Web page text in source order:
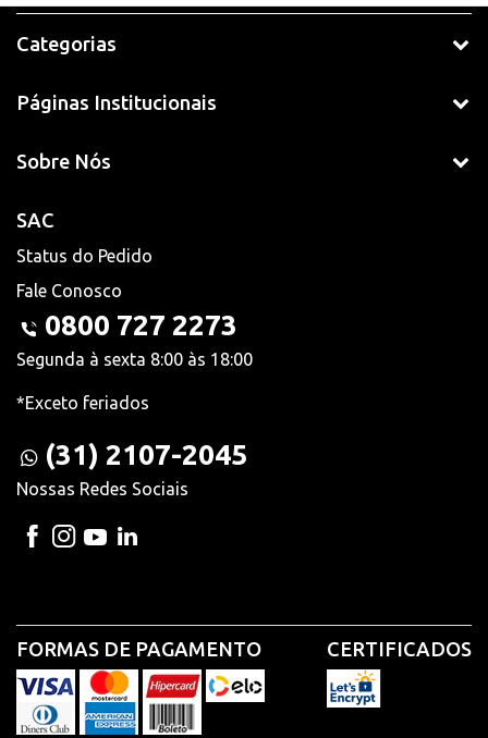
Categorias
Páginas Institucionais
Sobre Nós
SAC
Status do Pedido
Fale Conosco
0800 727 2273
Segunda à sexta 8:00 às 18:00
*Exceto feriados
(31) 2107-2045
Nossas Redes Sociais
FORMAS DE PAGAMENTO CERTIFICADOS